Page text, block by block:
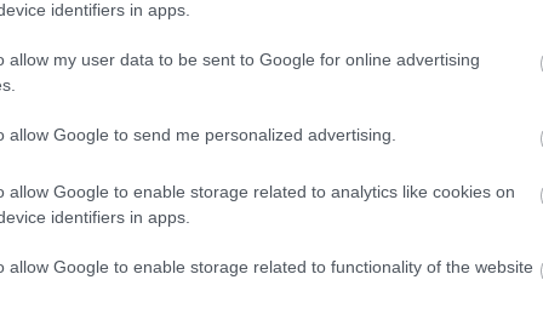
identifiers in apps.
allow my user data to be sent to Google for online advertising
allow Google to send me personalized advertising.
allow Google to enable storage related to analytics like cookies on
identifiers in apps.
allow Google to enable storage related to functionality of the website
zongoristával,
Joey Calderazzo
Attila
dobos, az ötödik lemezét készítette el. A november 15-én
5-én mutatják be a Budapest Jazz Clubban.